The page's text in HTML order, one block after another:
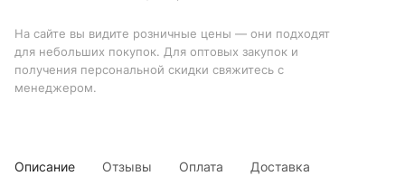
На сайте вы видите розничные цены — они подходят
для небольших покупок. Для оптовых закупок и
получения персональной скидки свяжитесь с
менеджером.
Описание Отзывы Оплата Доставка